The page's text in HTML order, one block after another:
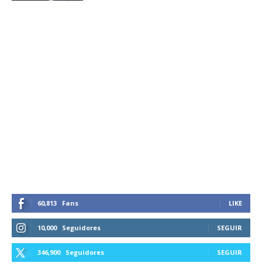
60,813 Fans LIKE
10,000 Seguidores SEGUIR
346,900 Seguidores SEGUIR